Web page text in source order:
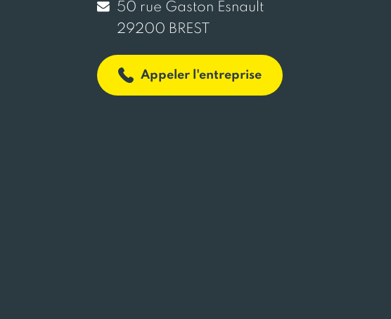
50 rue Gaston Esnault
29200 BREST
Appeler l'entreprise